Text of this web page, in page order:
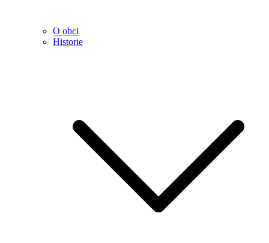
O obci
Historie